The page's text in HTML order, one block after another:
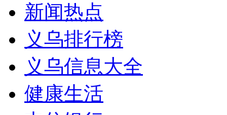
新闻热点
义乌排行榜
义乌信息大全
健康生活